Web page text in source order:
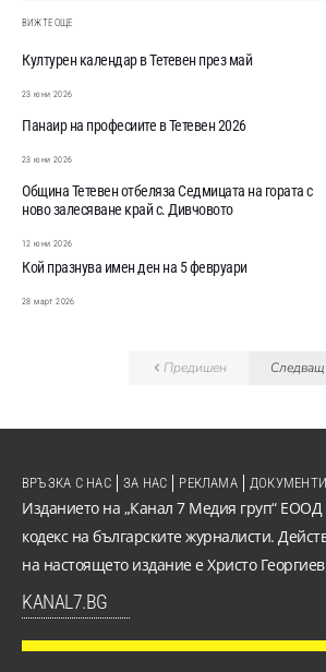
ВИЖТЕ ОЩЕ
Културен календар в Тетевен през май
23 юни 2026
Панаир на професиите в Тетевен 2026
23 юни 2026
Община Тетевен отбеляза Седмицата на гората с
ново залесяване край с. Дивчовото
12 юни 2026
Кой празнува имен ден на 5 февруари
28 март 2026
Предишен Следващ
Изданието на „Канал 7 Медия груп“ ЕООД
кодекс на българските журналисти.
на настоящето издание е Христо
KANAL7.BG
ВРЪЗКА С НАС ЗА НАС РЕКЛАМА ДОКУМЕНТИ